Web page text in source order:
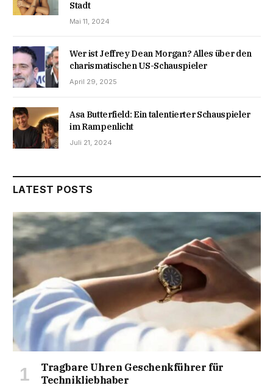
Stadt
Mai 11, 2024
Wer ist Jeffrey Dean Morgan? Alles über den
charismatischen US-Schauspieler
April 29, 2025
Asa Butterfield: Ein talentierter Schauspieler
im Rampenlicht
Juli 21, 2024
LATEST POSTS
Tragbare Uhren Geschenkführer für
Technikliebhaber